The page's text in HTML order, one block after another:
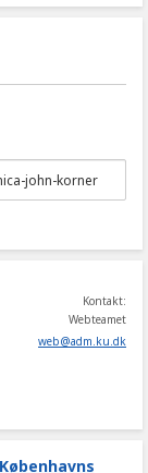
Kontakt:
Webteamet
web@adm.ku.dk